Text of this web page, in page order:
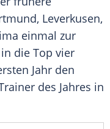
Leverkusen,
einmal zur
die Top vier
Jahr den
des Jahres in